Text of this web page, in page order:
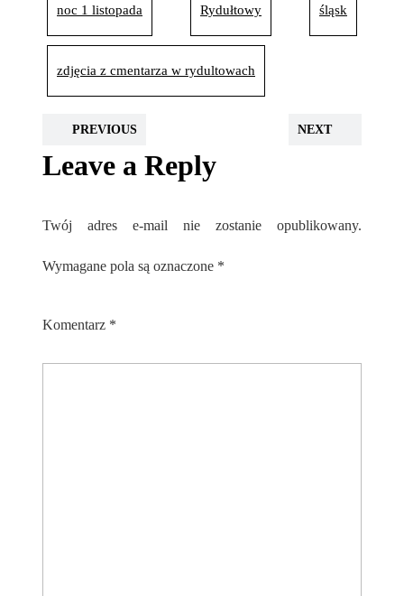
noc 1 listopada Rydułtowy śląsk
zdjęcia z cmentarza w rydultowach
PREVIOUS NEXT
Leave a Reply
Twój adres e-mail nie zostanie opublikowany.
Wymagane pola są oznaczone *
Komentarz *